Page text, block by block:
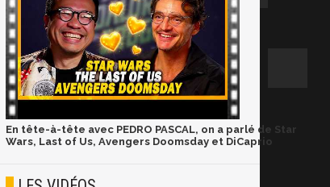
En tête-à-tête avec PEDRO PASCAL, on a parlé de Star
Wars, Last of Us, Avengers Doomsday et DiCaprio